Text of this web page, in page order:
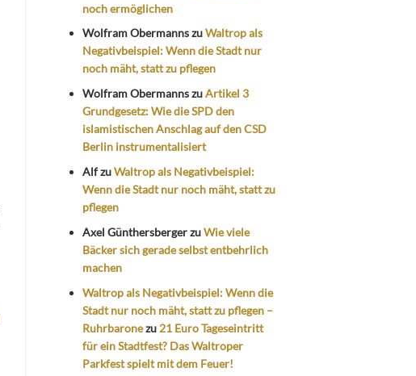
noch ermöglichen
Wolfram ObermannszuWaltrop als
Negativbeispiel: Wenn die Stadt nur
noch mäht, statt zu pflegen
Wolfram ObermannszuArtikel 3
Grundgesetz: Wie die SPD den
islamistischen Anschlag auf den CSD
Berlin instrumentalisiert
AlfzuWaltrop als Negativbeispiel:
Wenn die Stadt nur noch mäht, statt zu
pflegen
Axel GünthersbergerzuWie viele
Bäcker sich gerade selbst entbehrlich
machen
Waltrop als Negativbeispiel: Wenn die
Stadt nur noch mäht, statt zu pflegen –
Ruhrbaronezu 21 Euro Tageseintritt
für ein Stadtfest? Das Waltroper
Parkfest spielt mit dem Feuer!